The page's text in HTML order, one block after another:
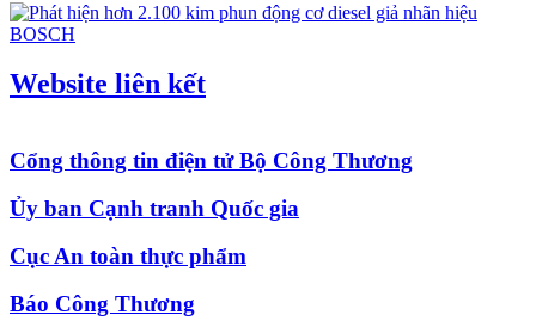
Website liên kết
Cổng thông tin điện tử Bộ Công Thương
Ủy ban Cạnh tranh Quốc gia
Cục An toàn thực phẩm
Báo Công Thương